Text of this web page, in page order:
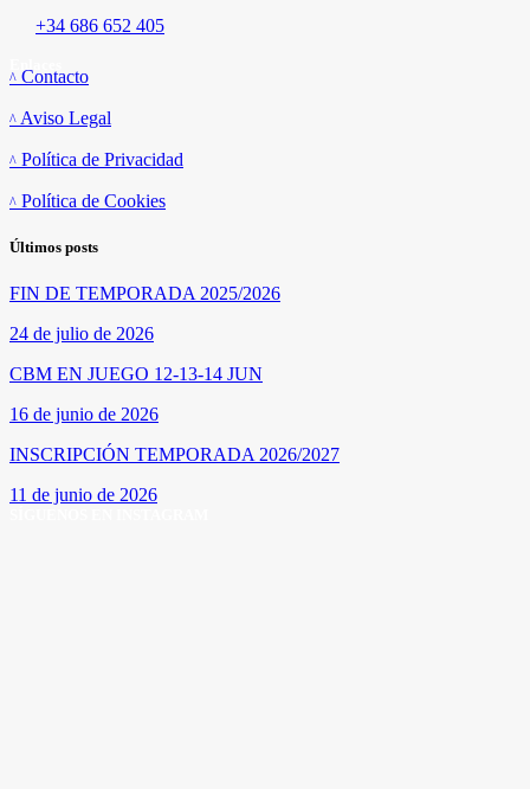
+34 686 652 405
Contacto
Aviso Legal
Política de Privacidad
Política de Cookies
Últimos posts
FIN DE TEMPORADA 2025/2026
24 de julio de 2026
CBM EN JUEGO 12-13-14 JUN
16 de junio de 2026
INSCRIPCIÓN TEMPORADA 2026/2027
11 de junio de 2026